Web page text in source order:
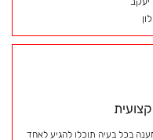
בכל בעיה תוכלו להגיע לאחד